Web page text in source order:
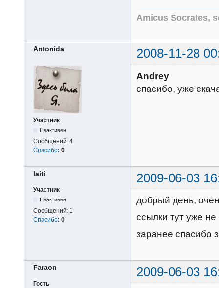
Amicus Socrates,
Antonida 2008-11-28
Участник
Неактивен
Сообщений: 4
Спасибо: 0
Andrey
спасибо, уже
laiti 2009-06-03
Участник
Неактивен
Сообщений: 1
Спасибо: 0
добрый день,
ссылки тут уже
заранее спасибо
Faraon 2009-06-03
Гость